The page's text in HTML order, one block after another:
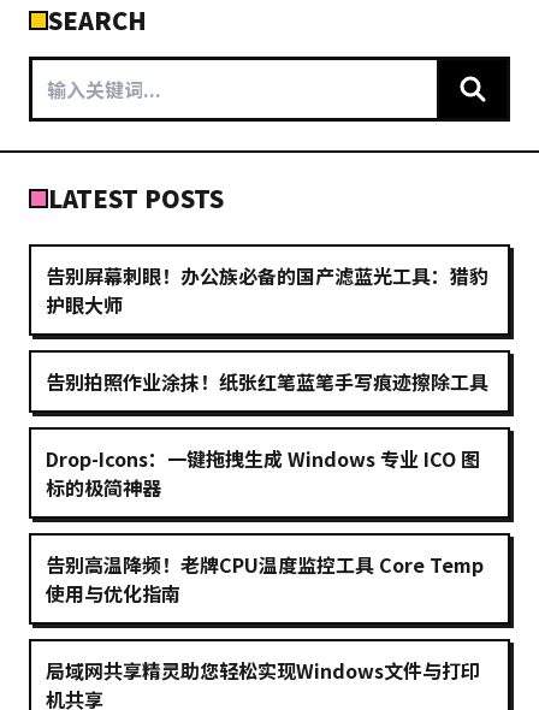
SEARCH
LATEST POSTS
告别屏幕刺眼！办公族必备的国产滤蓝光工具：猎豹
护眼大师
告别拍照作业涂抹！纸张红笔蓝笔手写痕迹擦除工具
Drop-Icons：一键拖拽生成 Windows 专业 ICO 图
标的极简神器
告别高温降频！老牌CPU温度监控工具 Core Temp
使用与优化指南
局域网共享精灵助您轻松实现Windows文件与打印
机共享